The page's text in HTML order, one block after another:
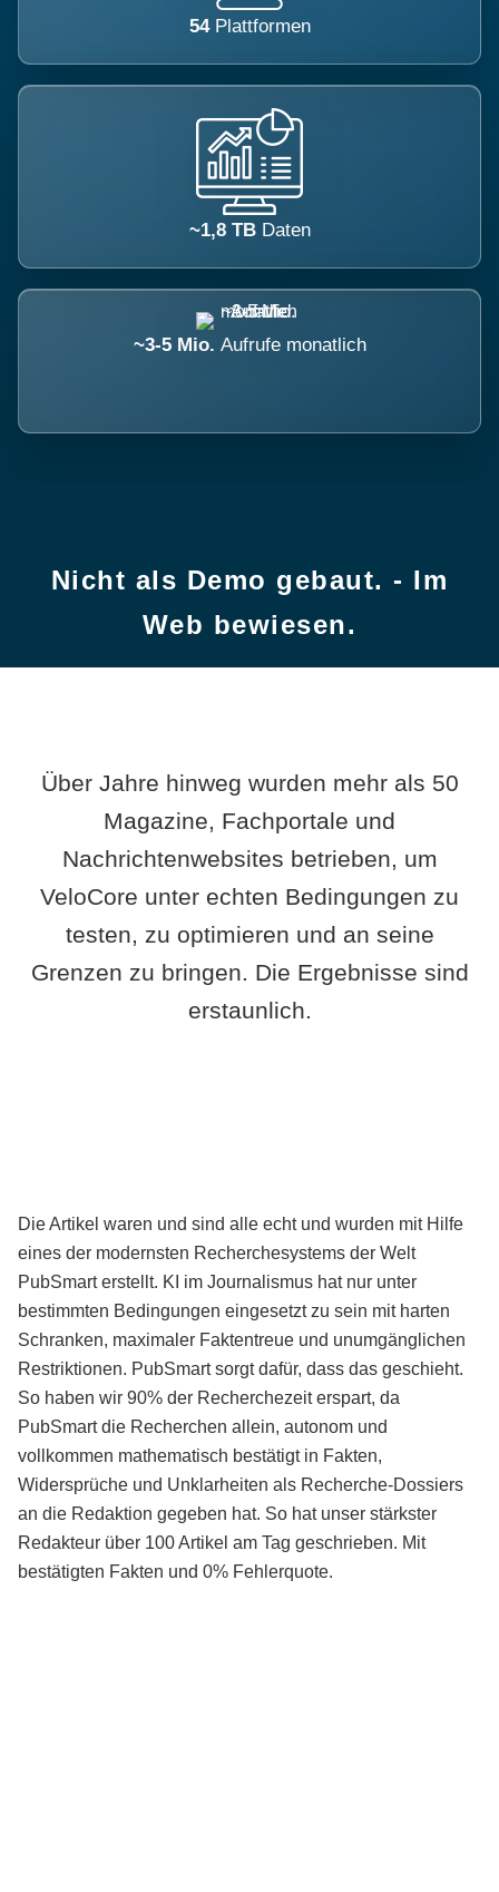
54 Plattformen
~1,8 TB Daten
~3-5 Mio. Aufrufe monatlich
Nicht als Demo gebaut. - Im
Web bewiesen.
Über Jahre hinweg wurden mehr als 50
Magazine, Fachportale und
Nachrichtenwebsites betrieben, um
VeloCore unter echten Bedingungen zu
testen, zu optimieren und an seine
Grenzen zu bringen. Die Ergebnisse sind
erstaunlich.
Die Artikel waren und sind alle echt und wurden mit Hilfe
eines der modernsten Recherchesystems der Welt
PubSmart erstellt. KI im Journalismus hat nur unter
bestimmten Bedingungen eingesetzt zu sein mit harten
Schranken, maximaler Faktentreue und unumgänglichen
Restriktionen. PubSmart sorgt dafür, dass das geschieht.
So haben wir 90% der Recherchezeit erspart, da
PubSmart die Recherchen allein, autonom und
vollkommen mathematisch bestätigt in Fakten,
Widersprüche und Unklarheiten als Recherche-Dossiers
an die Redaktion gegeben hat. So hat unser stärkster
Redakteur über 100 Artikel am Tag geschrieben. Mit
bestätigten Fakten und 0% Fehlerquote.